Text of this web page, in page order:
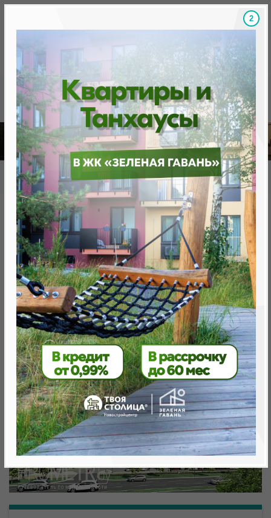
Скидки на новостройки, бонусы Готовые
Главная База новостроек Минска «Минск Мир»
25.9 "Мумбаи", квартал "Азия"
25.9 "Мумбаи", квартал "Азия"
нет в продаже
Минск, Октябрьский, ул. Брилевская
метро «Ковальская Слобода», 566 м
1